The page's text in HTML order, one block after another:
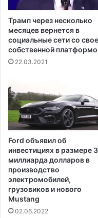
р
о
г
о
с
о
б
и
п
б
е
з
р
а
р
я
ю
т
с
в
ы
ы
я
г
н
е
в
у
Трамп через несколько
месяцев вернется в
социальные сети со
собственной
22.03.2021
Ford объявил об
инвестициях в размере
миллиарда долларов в
производство
электромобилей,
грузовиков и нового
Mustang
02.06.2022